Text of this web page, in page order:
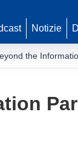
Notizie
the